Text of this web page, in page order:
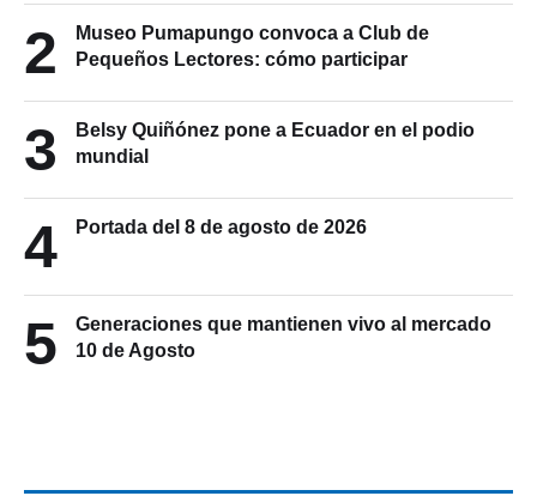
2
Museo Pumapungo convoca a Club de
Pequeños Lectores: cómo participar
3
Belsy Quiñónez pone a Ecuador en el podio
mundial
4 Portada del 8 de agosto de 2026
5
Generaciones que mantienen vivo al mercado
10 de Agosto